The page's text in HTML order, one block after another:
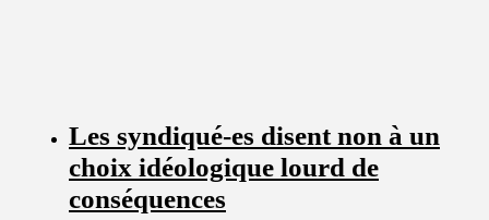
Les syndiqué-es disent non à un
choix idéologique lourd de
conséquences